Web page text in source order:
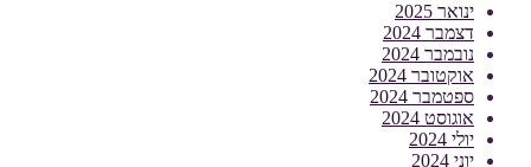
ינואר 2025
דצמבר 2024
נובמבר 2024
אוקטובר 2024
ספטמבר 2024
אוגוסט 2024
יולי 2024
יוני 2024